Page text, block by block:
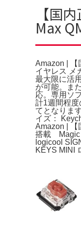
【国
Max
Amazon | 【
イヤレス メ
最大限に活
が可能。ま
応。専用ソ
計1週間程
てとなりま
イズ：
Amazon | 【
搭載 Magic
logicool
KEYS MINI